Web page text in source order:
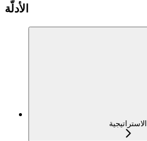
الأدلّة
الاستراتيجية